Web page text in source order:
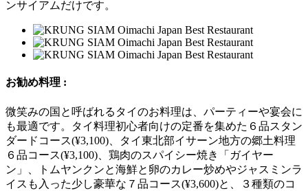
ンサイアムだけです。
お勧め料理 :
微笑みの国と呼ばれるタイのお料理は、パーティーや宴会に
も最適です。タイ料理初心者向けの定番を集めた６品スタン
ダードコース(¥3,100)、タイ東北部イサーン地方の郷土料理
６品コース(¥3,100)、鶏肉のスパイシー焼き「ガイヤー
ン」、トムヤンクンと海鮮と卵のカレー炒めやジャスミンラ
イスも入った少し豪華な７品コース(¥3,600)と、３種類のコ